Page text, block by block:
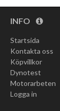
INFO
Startsida
Kontakta oss
Köpvillkor
Dynotest
Motorarbeten
Logga in